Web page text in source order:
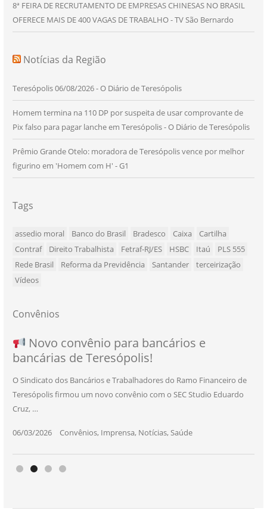
8ª FEIRA DE RECRUTAMENTO DE EMPRESAS CHINESAS NO BRASIL
OFERECE MAIS DE 400 VAGAS DE TRABALHO - TV São Bernardo
Notícias da Região
Teresópolis 06/08/2026 - O Diário de Teresópolis
Homem termina na 110 DP por suspeita de usar comprovante de
Pix falso para pagar lanche em Teresópolis - O Diário de Teresópolis
Prêmio Grande Otelo: moradora de Teresópolis vence por melhor
figurino em 'Homem com H' - G1
Tags
assedio moral Banco do Brasil Bradesco Caixa
Cartilha
Contraf
Direito Trabalhista Fetraf-RJ/ES HSBC Itaú
PLS 555
Rede Brasil
Reforma da Previdência Santander
terceirização
Vídeos
Convênios
SEU NOVO BENEFÍCIO CHEGOU
Novo convênio para bancários e
bancárias de Teresópolis!
O Sindicato dos Bancários e Trabalhadores do Ramo Financeiro de
Teresópolis firmou um novo convênio com o SEC Studio Eduardo
Cruz, …
06/03/2026| Convênios, Imprensa, Notícias,Saúde
NOVO CONVÊNIO PARA VOCÊ, BANCÁRIO
E BANCÁRIA!
25/11/2025| Convênios, Imprensa, Notícias,Saúde
Convênio com a Rede de Ensino Técnico e
Centro de Qualificação Técnica